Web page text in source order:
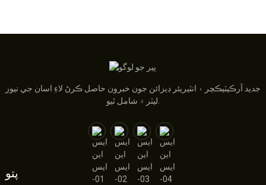
جديد آرڪيٽيڪچر ۽ انٽيريئر ڊيزائن جون خبرون حاصل ڪرڻ لاءِ اسان جي نيوز
پتو